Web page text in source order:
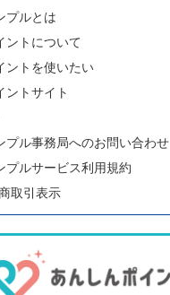
プルとは
ントについて
ントを使いたい
ントサイト
プル事務局へのお問い合わせ
プルサービス利用規約
取引表示